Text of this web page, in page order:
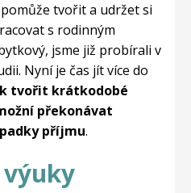
tvořit a udržet si
s rodinným
jsme již probírali v
Nyní je čas jít více do
tvořit krátkodobé
překonávat
příjmu.